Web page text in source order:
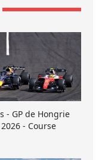
- GP de Hongrie
- Course